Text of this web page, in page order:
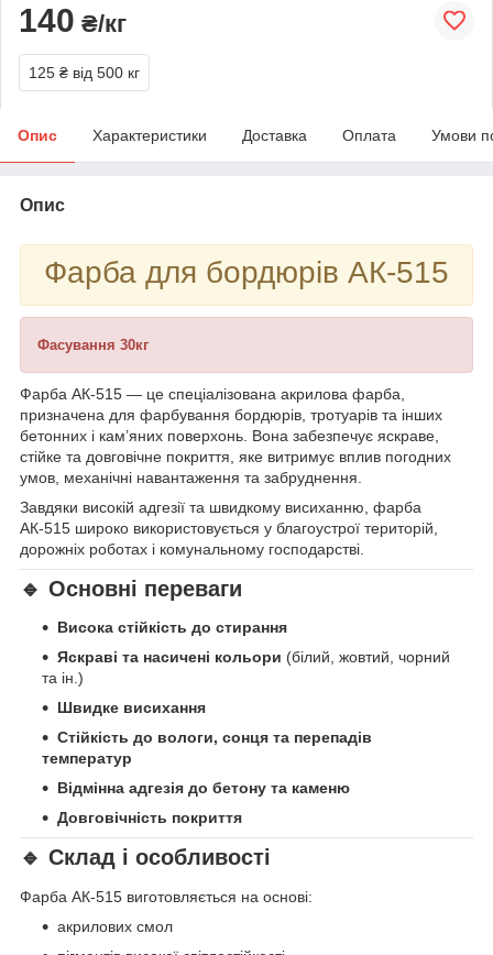
140 ₴/кг
125 ₴ від 500 кг
Опис Характеристики Доставка Оплата Умови
Опис
Фарба для бордюрів АК-515
Фасування 30кг
Фарба АК-515 — це спеціалізована акрилова фарба,
призначена для фарбування бордюрів, тротуарів та інших
бетонних і кам’яних поверхонь. Вона забезпечує яскраве,
стійке та довговічне покриття, яке витримує вплив погодних
умов, механічні навантаження та забруднення.
Завдяки високій адгезії та швидкому висиханню, фарба
АК-515 широко використовується у благоустрої територій,
дорожніх роботах і комунальному господарстві.
🔹 Основні переваги
Висока стійкість до стирання
Яскраві та насичені кольори (білий, жовтий, чорний
та ін.)
Швидке висихання
Стійкість до вологи, сонця та перепадів
температур
Відмінна адгезія до бетону та каменю
Довговічність покриття
🔹 Склад і особливості
Фарба АК-515 виготовляється на основі:
акрилових смол